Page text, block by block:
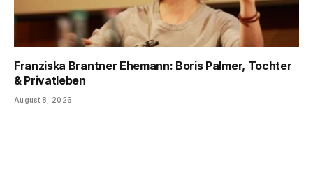
Franziska Brantner Ehemann: Boris Palmer, Tochter
& Privatleben
August 8, 2026